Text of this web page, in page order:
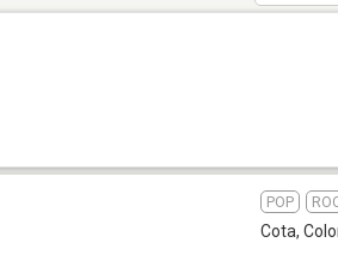
POP
Cota,